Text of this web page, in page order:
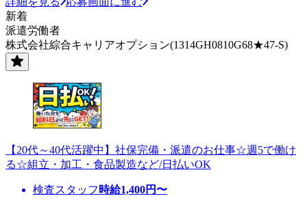
新着
派遣労働者
株式会社綜合キャリアオプション(1314GH0810G68★47-S)
【20代～40代活躍中】社保完備・派遣のお仕事☆週5で働け
る☆組立・加工・食品製造など/日払いOK
検査スタッフ 時給1,400円〜